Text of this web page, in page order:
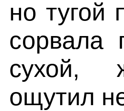
но
сорвала
сухой,
ощутил